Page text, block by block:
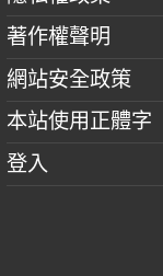
著作權聲明
網站安全政策
本站使用正體字
登入